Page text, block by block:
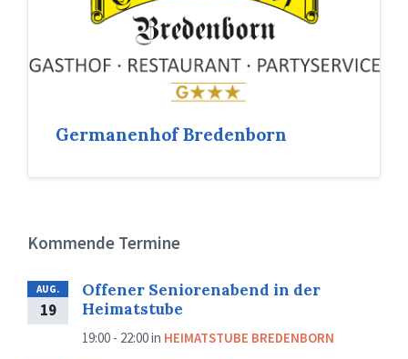
Germanenhof Bredenborn
Kommende Termine
AUG.
19
Offener Seniorenabend in der
Heimatstube
19:00 - 22:00in HEIMATSTUBE BREDENBORN